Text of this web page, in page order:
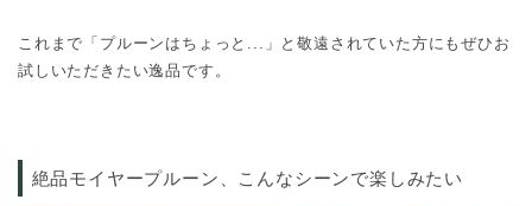
これまで「プルーンはちょっと...」と敬遠されていた方にもぜひお
試しいただきたい逸品です。
絶品モイヤープルーン、こんなシーンで楽しみたい